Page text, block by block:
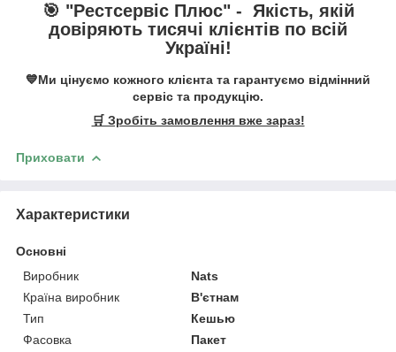
🎯 "Рестсервіс Плюс" - Якість, якій
довіряють тисячі клієнтів по всій
Україні!
💙Ми цінуємо кожного клієнта та гарантуємо відмінний
сервіс та продукцію.
🛒 Зробіть замовлення вже зараз!
Приховати
Характеристики
Основні
Виробник
Nats
Країна виробник
В'єтнам
Тип
Кешью
Фасовка
Пакет